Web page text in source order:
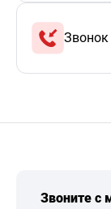
Звонок
Звоните с